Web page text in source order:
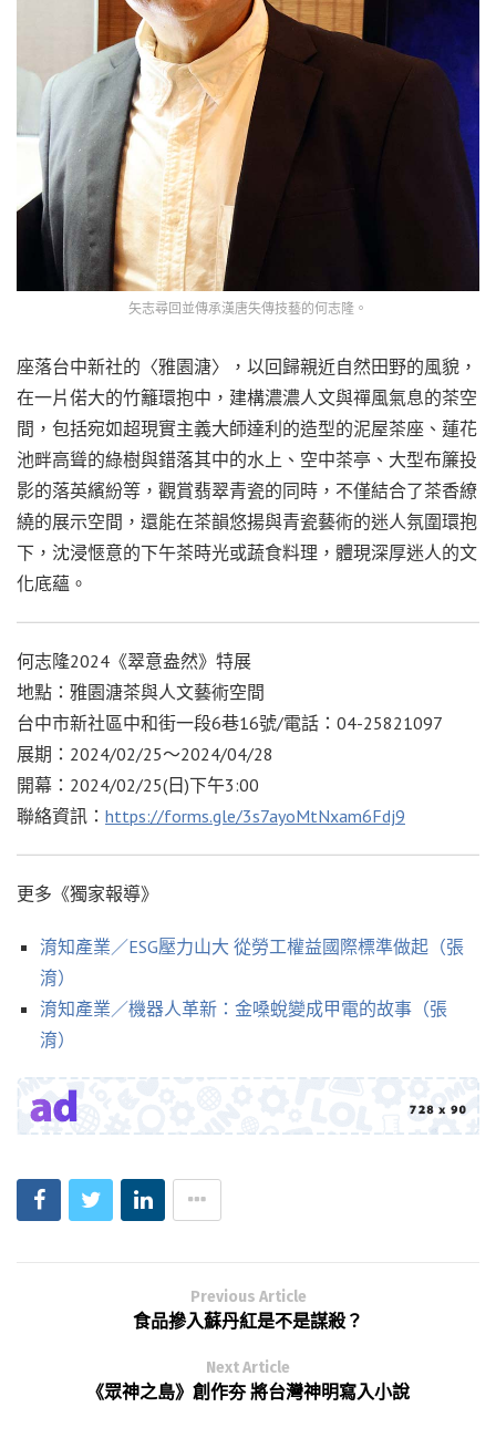
矢志尋回並傳承漢唐失傳技藝的何志隆。
座落台中新社的〈雅園溏〉，以回歸親近自然田野的風貌，
在一片偌大的竹籬環抱中，建構濃濃人文與禪風氣息的茶空
間，包括宛如超現實主義大師達利的造型的泥屋茶座、蓮花
池畔高聳的綠樹與錯落其中的水上、空中茶亭、大型布簾投
影的落英繽紛等，觀賞翡翠青瓷的同時，不僅結合了茶香繚
繞的展示空間，還能在茶韻悠揚與青瓷藝術的迷人氛圍環抱
下，沈浸愜意的下午茶時光或蔬食料理，體現深厚迷人的文
化底蘊。
何志隆2024《翠意盎然》特展
地點：雅園溏茶與人文藝術空間
台中市新社區中和街一段6巷16號/電話：04-25821097
展期：2024/02/25～2024/04/28
開幕：2024/02/25(日)下午3:00
聯絡資訊： https://forms.gle/3s7ayoMtNxam6Fdj9
更多《獨家報導》
淯知產業／ESG壓力山大 從勞工權益國際標準做起（張
淯）
淯知產業／機器人革新：金嗓蛻變成甲電的故事（張
淯）
Previous Article
食品摻入蘇丹紅是不是謀殺？
Next Article
《眾神之島》創作夯 將台灣神明寫入小說